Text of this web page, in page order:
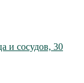
и сосудов, 30